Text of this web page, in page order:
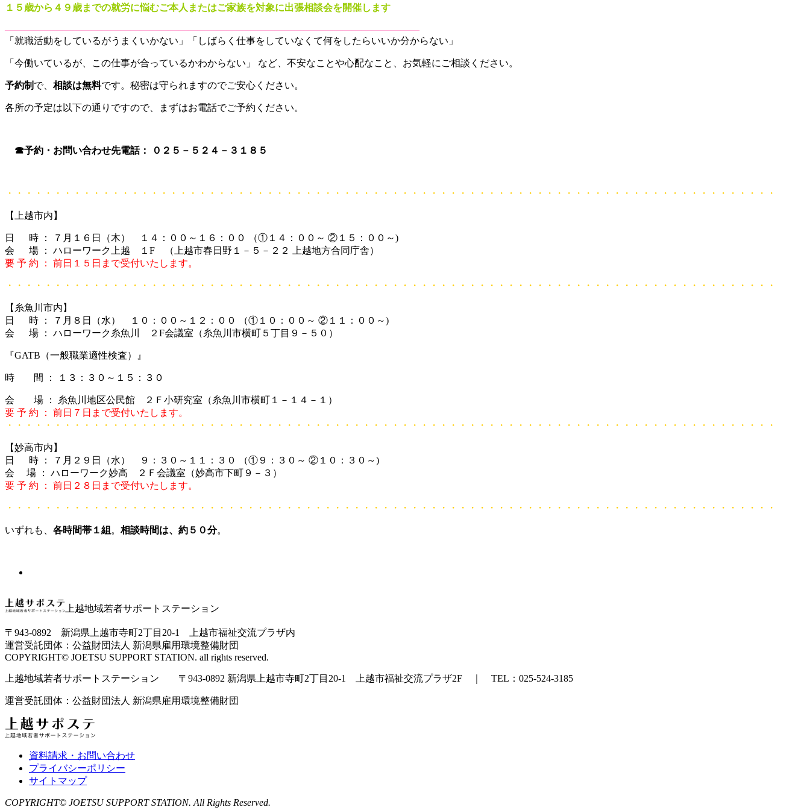
１５歳から４９歳までの就労に悩むご本人またはご家族を対象に出張相談会を開催します
―――――――――――――――――――――――――――――――――――――――――――
「就職活動をしているがうまくいかない」「しばらく仕事をしていなくて何をしたらいいか分からない」
「今働いているが、この仕事が合っているかわからない」 など、不安なことや心配なこと、お気軽にご相談ください。
予約制 で、 相談は無料です。秘密は守られますのでご安心ください。
各所の予定は以下の通りですので、まずはお電話でご予約ください。
☎予約・お問い合わせ先電話： ０２５－５２４－３１８５
・・・・・・・・・・・・・・・・・・・・・・・・・・・・・・・・・・・・・・・・・・・・・・・・・・・・・・・・・・・・・・・・・・・・・・・・・・・・・・・・
【上越市内】
日 時 ： ７月１６日（木） １４：００～１６：００ （①１４：００～ ②１５：００～)
会 場 ： ハローワーク上越 １F （上越市春日野１－５－２２ 上越地方合同庁舎）
要 予 約 ： 前日１５日まで受付いたします。
・・・・・・・・・・・・・・・・・・・・・・・・・・・・・・・・・・・・・・・・・・・・・・・・・・・・・・・・・・・・・・・・・・・・・・・・・・・・・・・・
【糸魚川市内】
日 時 ： ７月８日（水） １０：００～１２：００ （①１０：００～ ②１１：００～)
会 場 ： ハローワーク糸魚川 ２F会議室（糸魚川市横町５丁目９－５０）
『GATB（一般職業適性検査）』
時 間 ： １３：３０～１５：３０
会 場 ： 糸魚川地区公民館 ２Ｆ小研究室（糸魚川市横町１－１４－１）
要 予 約 ： 前日７日まで受付いたします。
・・・・・・・・・・・・・・・・・・・・・・・・・・・・・・・・・・・・・・・・・・・・・・・・・・・・・・・・・・・・・・・・・・・・・・・・・・・・・・・・
【妙高市内】
日 時 ： ７月２９日（水） ９：３０～１１：３０ （①９：３０～ ②１０：３０～)
会 場 ： ハローワーク妙高 ２Ｆ会議室（妙高市下町９－３）
要 予 約 ： 前日２８日まで受付いたします。
・・・・・・・・・・・・・・・・・・・・・・・・・・・・・・・・・・・・・・・・・・・・・・・・・・・・・・・・・・・・・・・・・・・・・・・・・・・・・・・・
いずれも、 各時間帯１組 。 相談時間は、約５０分。
上越地域若者サポートステーション
〒943-0892 新潟県上越市寺町2丁目20-1 上越市福祉交流プラザ内
運営受託団体：公益財団法人 新潟県雇用環境整備財団
COPYRIGHT© JOETSU SUPPORT STATION. all rights reserved.
上越地域若者サポートステーション 〒943-0892 新潟県上越市寺町2丁目20-1 上越市福祉交流プラザ2F ｜ TEL：025-524-3185
運営受託団体：公益財団法人 新潟県雇用環境整備財団
資料請求・お問い合わせ
プライバシーポリシー
サイトマップ
COPYRIGHT© JOETSU SUPPORT STATION. All Rights Reserved.